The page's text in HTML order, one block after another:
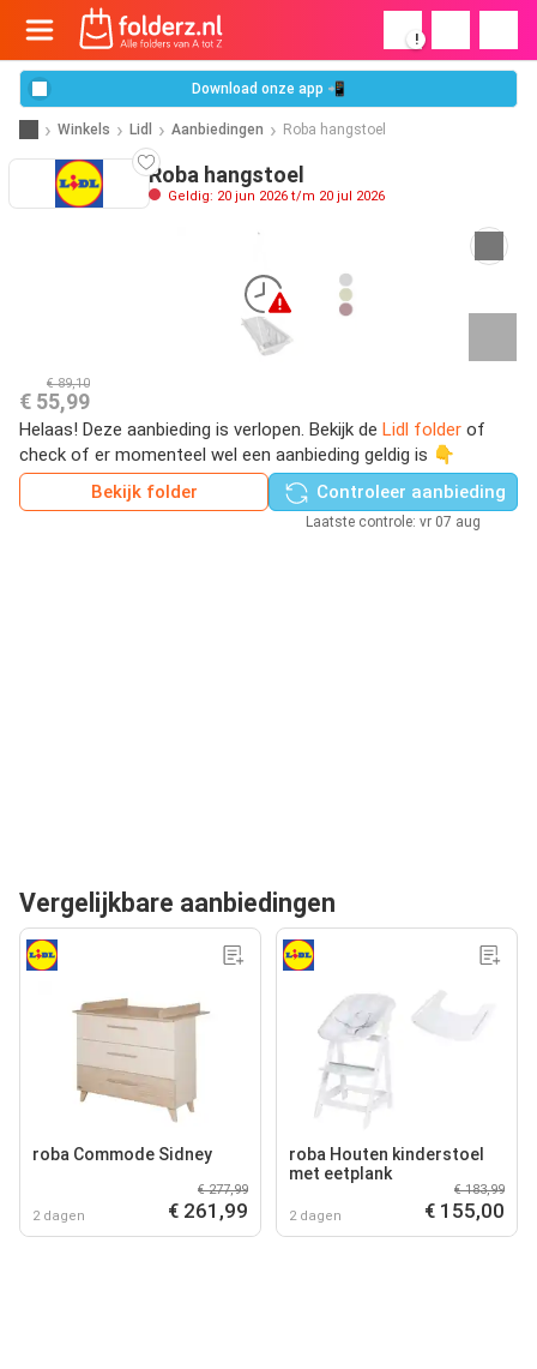
!
Download onze app 📲
Winkels Lidl Aanbiedingen Roba hangstoel
Roba hangstoel
Geldig: 20 jun 2026 t/m 20 jul 2026
€ 89,10
€ 55,99
Helaas! Deze aanbieding is verlopen. Bekijk de Lidl folder of
check of er momenteel wel een aanbieding geldig is 👇
Bekijk folder
Controleer aanbieding
Laatste controle: vr 07 aug
Vergelijkbare aanbiedingen
roba Commode Sidney
2 dagen
€ 277,99
€ 261,99
roba Houten kinderstoel
met eetplank
2 dagen
€ 183,99
€ 155,00